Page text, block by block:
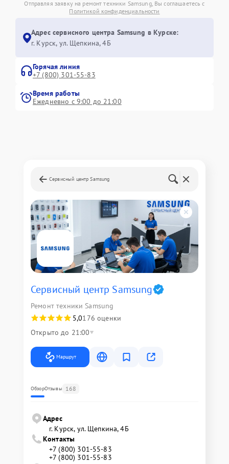
Отправляя заявку на ремонт техники Samsung, Вы соглашаетесь с
Политикой конфиденциальности
Адрес сервисного центра Samsung в Курске:
г. Курск, ул. Щепкина, 4Б
Горячая линия
+7 (800) 301-55-83
Время работы
Ежедневно с 9:00 до 21:00
Сервисный центр Samsung
Сервисный центр Samsung
Ремонт техники Samsung
5,0176 оценки
Открыто до 21:00
Маршрут
ОбзорОтзывы 168
Адрес
г. Курск, ул. Щепкина, 4Б
Контакты
+7 (800) 301-55-83
+7 (800) 301-55-83